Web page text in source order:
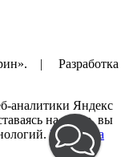
| Разработка
аналитики Яндекс
на сайте, вы
Политика